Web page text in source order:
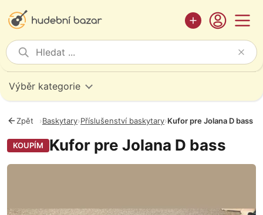
Výběr kategorie
Zpět ›Baskytary›Příslušenství baskytary›Kufor pre Jolana D bass
KOUPÍM Kufor pre Jolana D bass
Fotografie